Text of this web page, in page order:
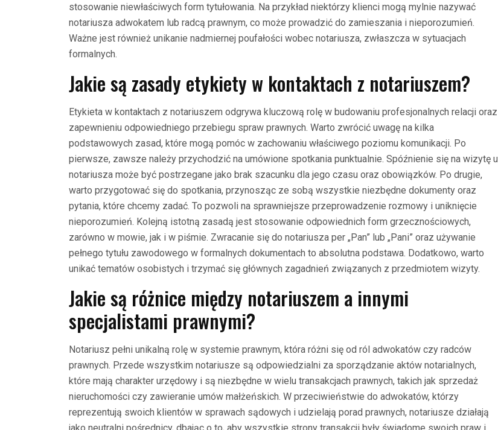
stosowanie niewłaściwych form tytułowania. Na przykład niektórzy klienci mogą mylnie nazywać
notariusza adwokatem lub radcą prawnym, co może prowadzić do zamieszania i nieporozumień.
Ważne jest również unikanie nadmiernej poufałości wobec notariusza, zwłaszcza w sytuacjach
formalnych.
Jakie są zasady etykiety w kontaktach z notariuszem?
Etykieta w kontaktach z notariuszem odgrywa kluczową rolę w budowaniu profesjonalnych relacji oraz
zapewnieniu odpowiedniego przebiegu spraw prawnych. Warto zwrócić uwagę na kilka
podstawowych zasad, które mogą pomóc w zachowaniu właściwego poziomu komunikacji. Po
pierwsze, zawsze należy przychodzić na umówione spotkania punktualnie. Spóźnienie się na wizytę u
notariusza może być postrzegane jako brak szacunku dla jego czasu oraz obowiązków. Po drugie,
warto przygotować się do spotkania, przynosząc ze sobą wszystkie niezbędne dokumenty oraz
pytania, które chcemy zadać. To pozwoli na sprawniejsze przeprowadzenie rozmowy i uniknięcie
nieporozumień. Kolejną istotną zasadą jest stosowanie odpowiednich form grzecznościowych,
zarówno w mowie, jak i w piśmie. Zwracanie się do notariusza per „Pan” lub „Pani” oraz używanie
pełnego tytułu zawodowego w formalnych dokumentach to absolutna podstawa. Dodatkowo, warto
unikać tematów osobistych i trzymać się głównych zagadnień związanych z przedmiotem wizyty.
Jakie są różnice między notariuszem a innymi
specjalistami prawnymi?
Notariusz pełni unikalną rolę w systemie prawnym, która różni się od ról adwokatów czy radców
prawnych. Przede wszystkim notariusze są odpowiedzialni za sporządzanie aktów notarialnych,
które mają charakter urzędowy i są niezbędne w wielu transakcjach prawnych, takich jak sprzedaż
nieruchomości czy zawieranie umów małżeńskich. W przeciwieństwie do adwokatów, którzy
reprezentują swoich klientów w sprawach sądowych i udzielają porad prawnych, notariusze działają
jako neutralni pośrednicy, dbając o to, aby wszystkie strony transakcji były świadome swoich praw i